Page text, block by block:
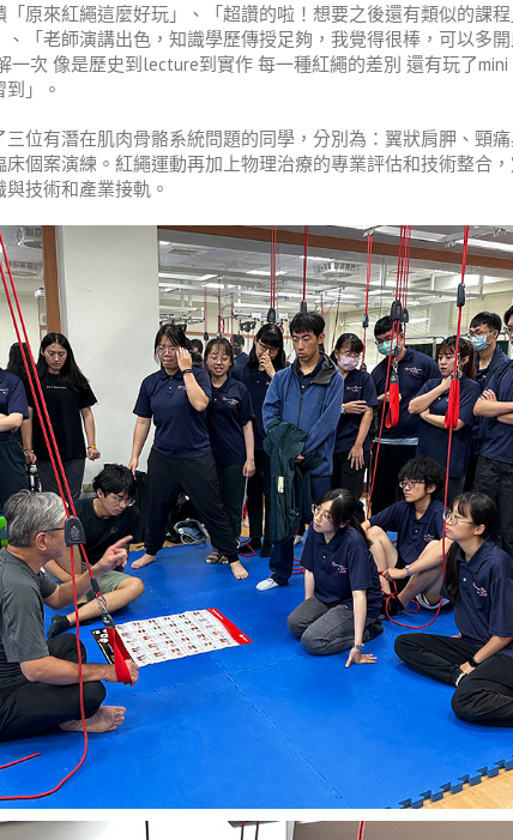
「原來紅繩這麼好玩」、「超讚的啦！想要之後還有類似的課
「老師演講出色，知識學歷傳授足夠，我覺得很棒，可以多
一次 像是歷史到lecture到實作 每一種紅繩的差別 還有玩了mini
」。
位有潛在肌肉骨骼系統問題的同學，分別為：翼狀肩胛、頸
床個案演練。紅繩運動再加上物理治療的專業評估和技術整合
技術和產業接軌。